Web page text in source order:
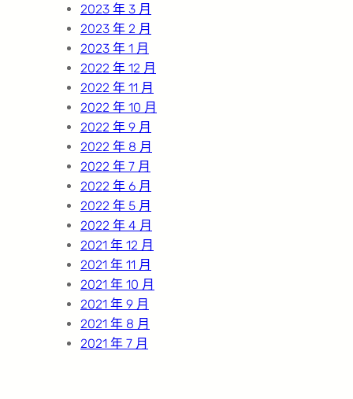
2023 年 3 月
2023 年 2 月
2023 年 1 月
2022 年 12 月
2022 年 11 月
2022 年 10 月
2022 年 9 月
2022 年 8 月
2022 年 7 月
2022 年 6 月
2022 年 5 月
2022 年 4 月
2021 年 12 月
2021 年 11 月
2021 年 10 月
2021 年 9 月
2021 年 8 月
2021 年 7 月